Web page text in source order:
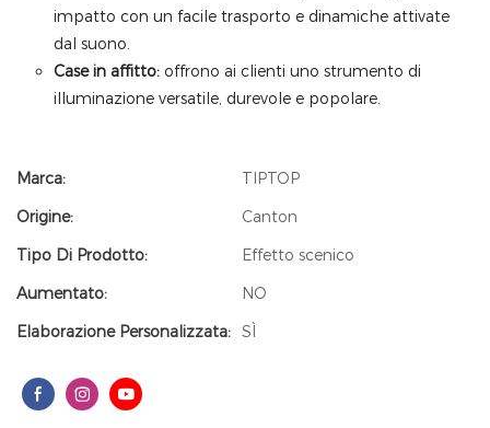
impatto con un facile trasporto e dinamiche attivate
dal suono.
Case in affitto:offrono ai clienti uno strumento di
illuminazione versatile, durevole e popolare.
Marca:
TIPTOP
Origine:
Canton
Tipo Di Prodotto:
Effetto scenico
Aumentato:
NO
Elaborazione Personalizzata: SÌ